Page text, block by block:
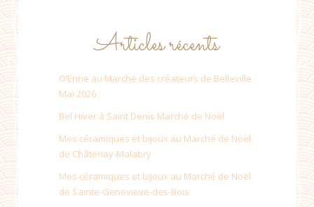
Articles récents
O’Erine au Marché des créateurs de Belleville
Mai 2026
Bel Hiver à Saint Denis Marché de Noël
Mes céramiques et bijoux au Marché de Noël
de Châtenay-Malabry
Mes céramiques et bijoux au Marché de Noël
de Sainte-Genevieve-des-Bois